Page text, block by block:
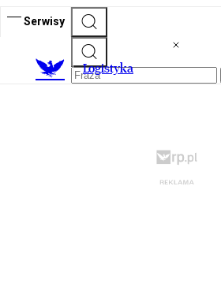
Serwisy
Logistyka